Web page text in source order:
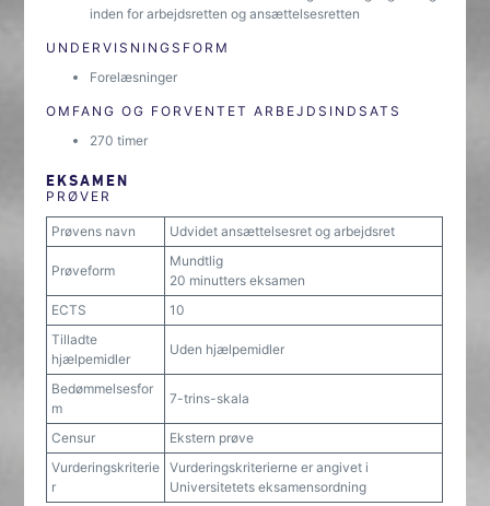
inden for arbejdsretten og ansættelsesretten
UNDERVISNINGSFORM
Forelæsninger
OMFANG OG FORVENTET ARBEJDSINDSATS
270 timer
EKSAMEN
PRØVER
Prøvens navn Udvidet ansættelsesret og arbejdsret
Prøveform
Mundtlig
20 minutters eksamen
ECTS
10
Tilladte
hjælpemidler
Uden hjælpemidler
Bedømmelsesfor
m
7-trins-skala
Censur
Ekstern prøve
Vurderingskriterie
r
Vurderingskriterierne er angivet i
Universitetets eksamensordning